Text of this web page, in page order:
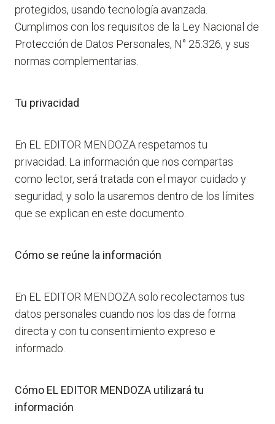
protegidos, usando tecnología avanzada.
Cumplimos con los requisitos de la Ley Nacional de
Protección de Datos Personales, N° 25.326, y sus
normas complementarias.
Tu privacidad
En EL EDITOR MENDOZA respetamos tu
privacidad. La información que nos compartas
como lector, será tratada con el mayor cuidado y
seguridad, y solo la usaremos dentro de los límites
que se explican en este documento.
Cómo se reúne la información
En EL EDITOR MENDOZA solo recolectamos tus
datos personales cuando nos los das de forma
directa y con tu consentimiento expreso e
informado.
Cómo EL EDITOR MENDOZA utilizará tu
información